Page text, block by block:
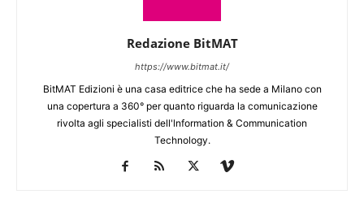
Redazione BitMAT
https://www.bitmat.it/
BitMAT Edizioni è una casa editrice che ha sede a Milano con
una copertura a 360° per quanto riguarda la comunicazione
rivolta agli specialisti dell'lnformation & Communication
Technology.